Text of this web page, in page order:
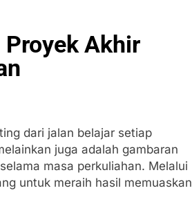
Akhir
dari jalan belajar setiap
juga adalah gambaran
masa perkuliahan. Melalui
untuk meraih hasil memuaskan